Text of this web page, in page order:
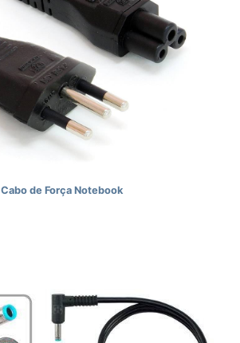
Cabo de Força Notebook